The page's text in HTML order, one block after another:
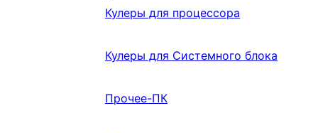
Кулеры для процессора
Кулеры для Системного блока
Прочее-ПК